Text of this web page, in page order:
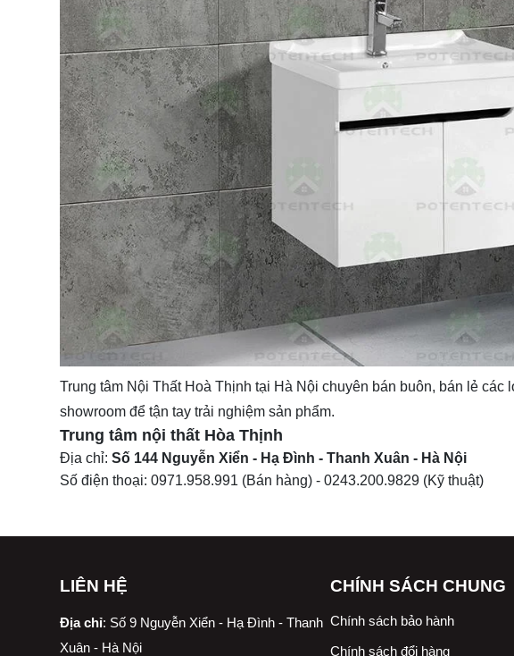
Trung tâm Nội Thất Hoà Thịnh tại Hà Nội chuyên bán buôn, bán lẻ các
showroom để tận tay trải nghiệm sản phẩm.
Trung tâm nội thất Hòa Thịnh
Địa chỉ: Số 144 Nguyễn Xiển - Hạ Đình - Thanh Xuân - Hà Nội
Số điện thoại: 0971.958.991 (Bán hàng) - 0243.200.9829 (Kỹ thuật)
LIÊN HỆ
Địa chỉ: Số 9 Nguyễn Xiển - Hạ Đình - Thanh
Xuân - Hà Nội
CHÍNH SÁCH CHUNG
Chính sách bảo hành
Chính sách đổi hàng